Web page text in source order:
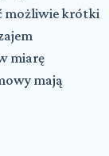
możliwie krótki
miarę
mają